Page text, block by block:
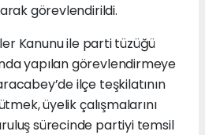
görevlendirildi.
Kanunu ile parti tüzüğü
yapılan görevlendirmeye
ilçe teşkilatının
üyelik çalışmalarını
sürecinde partiyi temsil